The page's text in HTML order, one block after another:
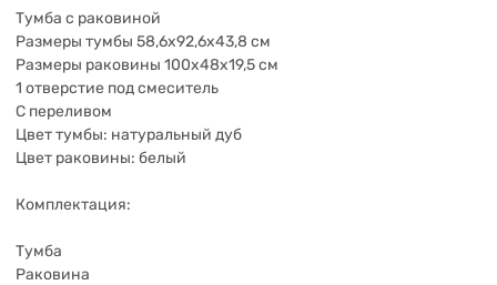
Тумба с раковиной
Размеры тумбы 58,6х92,6х43,8 см
Размеры раковины 100х48х19,5 см
1 отверстие под смеситель
С переливом
Цвет тумбы: натуральный дуб
Цвет раковины: белый
Комплектация:
Тумба
Раковина